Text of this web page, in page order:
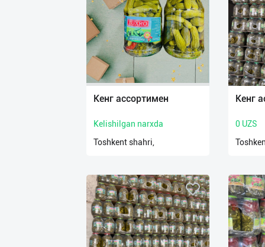
Кенг ассортимен
Kelishilgan narxda
Toshkent shahri,
Кенг
0 UZS